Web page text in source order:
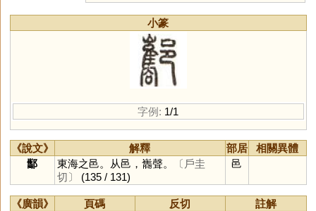
小篆
字例: 1/1
《說文》 解釋 部居
相關異體
酅
東海之邑。从邑，巂聲。
〔戶圭
切〕
(135 / 131)
邑
《廣韻》 頁碼 反切
註解